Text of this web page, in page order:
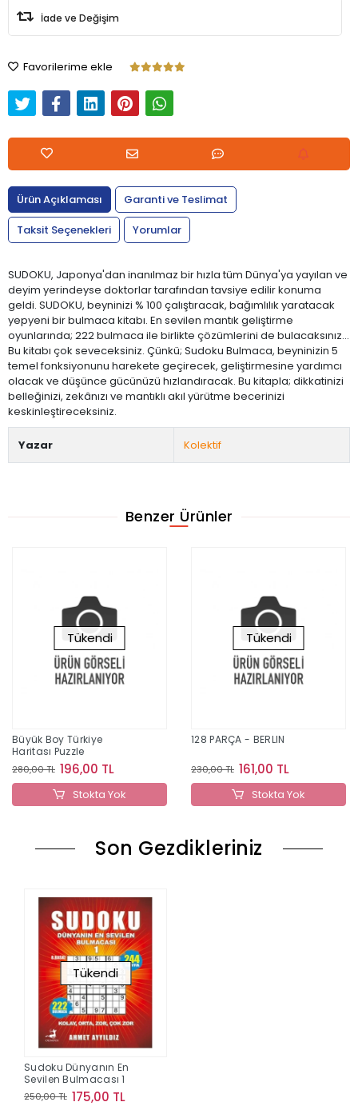
İade ve Değişim
Favorilerime ekle
Ürün Açıklaması
Garanti ve Teslimat
Taksit Seçenekleri
Yorumlar
SUDOKU, Japonya'dan inanılmaz bir hızla tüm Dünya'ya yayılan ve
deyim yerindeyse doktorlar tarafından tavsiye edilir konuma
geldi. SUDOKU, beyninizi % 100 çalıştıracak, bağımlılık yaratacak
yepyeni bir bulmaca kitabı. En sevilen mantık geliştirme
oyunlarında; 222 bulmaca ile birlikte çözümlerini de bulacaksınız...
Bu kitabı çok seveceksiniz. Çünkü; Sudoku Bulmaca, beyninizin 5
temel fonksiyonunu harekete geçirecek, geliştirmesine yardımcı
olacak ve düşünce gücünüzü hızlandıracak. Bu kitapla; dikkatinizi
belleğinizi, zekânızı ve mantıklı akıl yürütme becerinizi
keskinleştireceksiniz.
Yazar Kolektif
Benzer Ürünler
Tükendi
Büyük Boy Türkiye
Haritası Puzzle
280,00 TL 196,00 TL
Stokta Yok
Tükendi
128 PARÇA - BERLIN
230,00 TL 161,00 TL
Stokta Yok
Son Gezdikleriniz
Tükendi
Sudoku Dünyanın En
Sevilen Bulmacası 1
250,00 TL 175,00 TL